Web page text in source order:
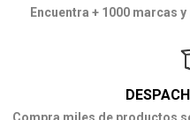
Encuentra + 1000 marcas